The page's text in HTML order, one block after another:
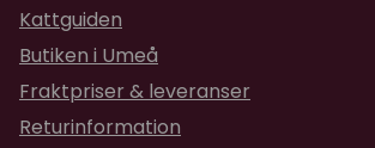
Kattguiden
Butiken i Umeå
Fraktpriser & leveranser
Returinformation